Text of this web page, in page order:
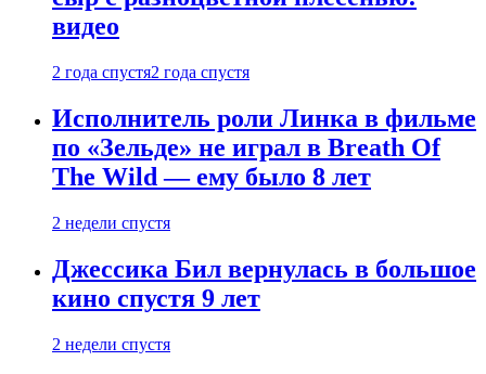
видео
2 года спустя2 года спустя
Исполнитель роли Линка в фильме
по «Зельде» не играл в Breath Of
The Wild — ему было 8 лет
2 недели спустя
Джессика Бил вернулась в большое
кино спустя 9 лет
2 недели спустя